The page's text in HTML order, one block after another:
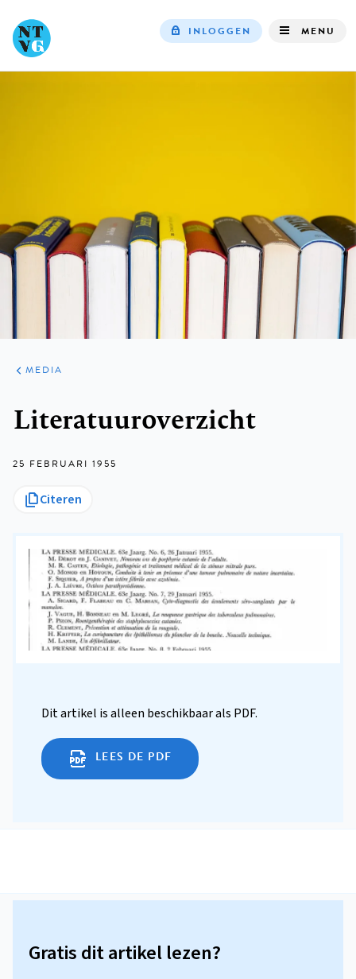
INLOGGEN MENU
ARTIKELEN
VARIA
MEDIA
Literatuuroverzicht
25 FEBRUARI 1955
Citeren
Dit artikel is alleen beschikbaar als PDF.
LEES DE PDF
Gratis dit artikel lezen?